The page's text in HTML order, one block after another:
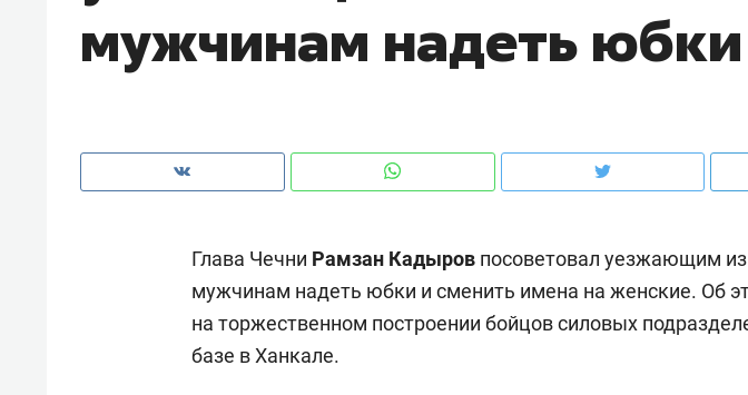
мужчинам надеть юбки
Глава Чечни Рамзан Кадыров посоветовал уезжающим из
мужчинам надеть юбки и сменить имена на женские. Об
на торжественном построении бойцов силовых
базе в Ханкале.
чем интересен Оман?
о трехкратном росте цен,
клиентах и чудных запросах